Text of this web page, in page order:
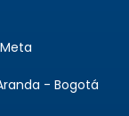
- Bogotá